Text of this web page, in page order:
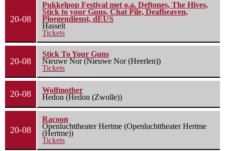
20-08
Pukkelpop Festival met o.a. Deftones, The Hives,
Stick to your Guns, Chat Pile, Deafheaven,
Ploegendienst, dEUS
Hasselt
Tickets
20-08
Stick To Your Guns
Nieuwe Nor (Nieuwe Nor (Heerlen))
Tickets
20-08
Wolfmother
Hedon (Hedon (Zwolle))
20-08
Racoon
Openluchttheater Hertme (Openluchttheater Hertme
(Hertme))
Tickets